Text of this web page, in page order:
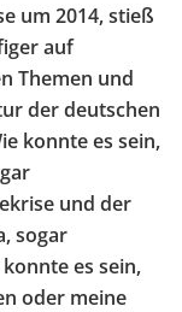
um 2014, stieß
auf
Themen und
der deutschen
konnte es sein,
und der
sogar
es sein,
oder meine